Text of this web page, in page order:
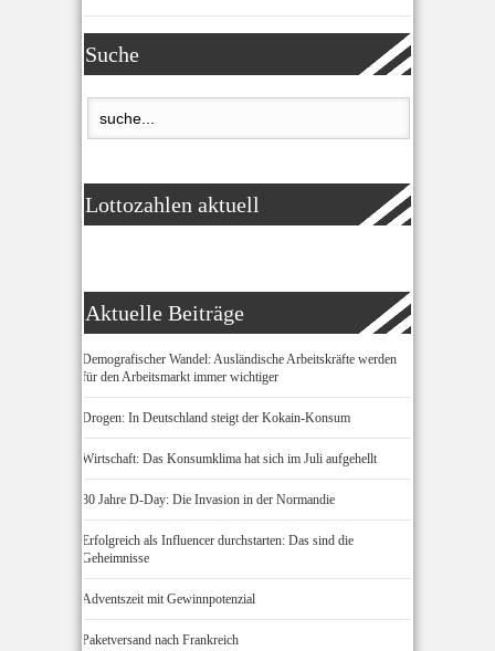
Suche
Lottozahlen aktuell
Aktuelle Beiträge
Demografischer Wandel: Ausländische Arbeitskräfte werden
für den Arbeitsmarkt immer wichtiger
Drogen: In Deutschland steigt der Kokain-Konsum
Wirtschaft: Das Konsumklima hat sich im Juli aufgehellt
80 Jahre D-Day: Die Invasion in der Normandie
Erfolgreich als Influencer durchstarten: Das sind die
Geheimnisse
Adventszeit mit Gewinnpotenzial
Paketversand nach Frankreich